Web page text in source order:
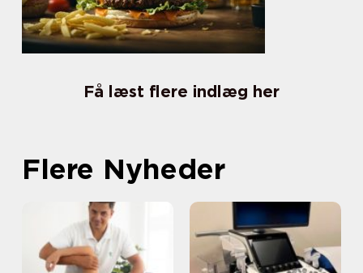
Få læst flere indlæg her
Flere Nyheder